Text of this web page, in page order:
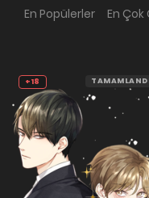
Tüm Türler
Yuri
En Popülerler
En
+18